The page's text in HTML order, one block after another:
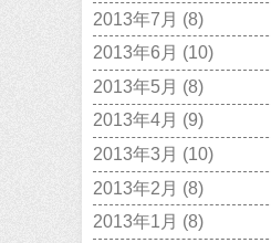
2013年7月 (8)
2013年6月 (10)
2013年5月 (8)
2013年4月 (9)
2013年3月 (10)
2013年2月 (8)
2013年1月 (8)